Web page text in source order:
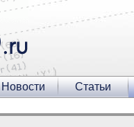
Новости Статьи